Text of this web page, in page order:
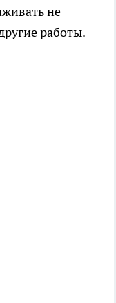
не
работы.